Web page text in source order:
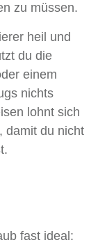
zu müssen.
heil und
du die
einem
nichts
lohnt sich
damit du nicht
fast ideal: